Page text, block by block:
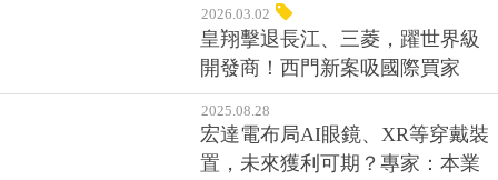
2026.03.02
皇翔擊退長江、三菱，躍世界級
開發商！西門新案吸國際買家
2025.08.28
宏達電布局AI眼鏡、XR等穿戴裝
置，未來獲利可期？專家：本業